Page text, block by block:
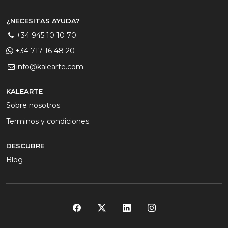
¿NECESITAS AYUDA?
+34 945 10 10 70
+34 717 16 48 20
info@kalearte.com
KALEARTE
Sobre nosotros
Terminos y condiciones
DESCUBRE
Blog